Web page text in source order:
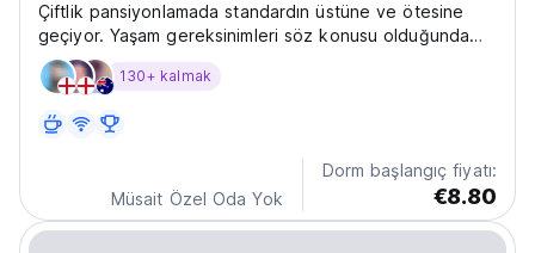
Çiftlik pansiyonlamada standardın üstüne ve ötesine
geçiyor. Yaşam gereksinimleri söz konusu olduğunda
buna sahibiz
130+ kalmak
Müsait Özel Oda Yok
Dorm başlangıç fiyatı:
€8.80